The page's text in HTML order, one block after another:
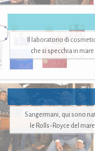
Il laboratorio di
che si specchia in mare
Sangermani, qui sono
le Rolls-Royce del mare